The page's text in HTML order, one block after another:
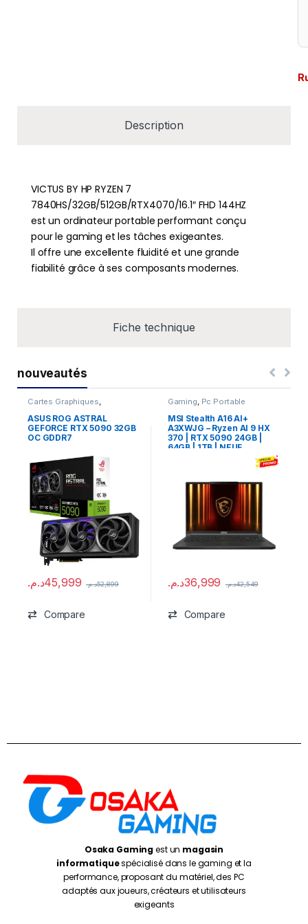
Description
Fiche technique
VICTUS BY HP RYZEN 7
7840HS/32GB/512GB/RTX4070/16.1″ FHD 144HZ
est un ordinateur portable performant conçu
pour le gaming et les tâches exigeantes.
Il offre une excellente fluidité et une grande
fiabilité grâce à ses composants modernes.
nouveautés
Cartes Graphiques,
Composants Gaming
ASUS ROG ASTRAL
GEFORCE RTX 5090 32GB
OC GDDR7
45,999د.م. 52,899د.م.
Compare
Gaming, Pc Portable
MSI Stealth A16 AI+
A3XWJG – Ryzen AI 9 HX
370 | RTX 5090 24GB |
64GB | 1TB | NEUF
36,999د.م. 42,549د.م.
Compare
Osaka Gamingest un magasin
informatiquespécialisé dans le gaming et la
performance, proposant du matériel, des PC
adaptés aux joueurs, créateurs et utilisateurs
exigeants